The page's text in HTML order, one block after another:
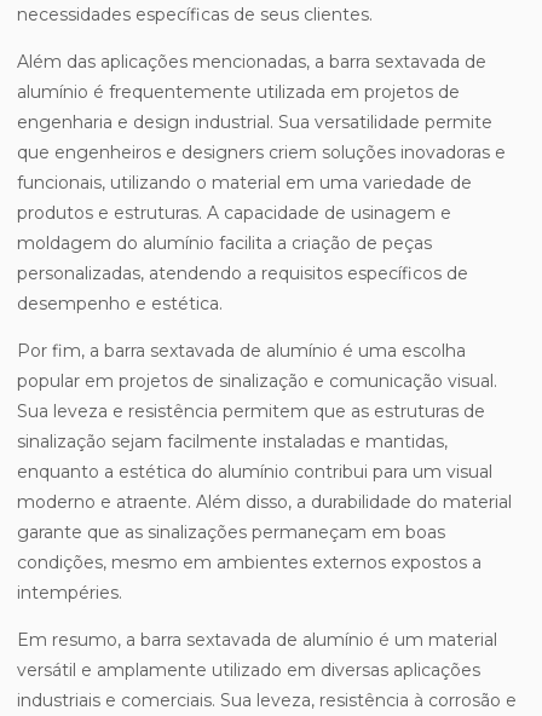
necessidades específicas de seus clientes.
Além das aplicações mencionadas, a barra sextavada de
alumínio é frequentemente utilizada em projetos de
engenharia e design industrial. Sua versatilidade permite
que engenheiros e designers criem soluções inovadoras e
funcionais, utilizando o material em uma variedade de
produtos e estruturas. A capacidade de usinagem e
moldagem do alumínio facilita a criação de peças
personalizadas, atendendo a requisitos específicos de
desempenho e estética.
Por fim, a barra sextavada de alumínio é uma escolha
popular em projetos de sinalização e comunicação visual.
Sua leveza e resistência permitem que as estruturas de
sinalização sejam facilmente instaladas e mantidas,
enquanto a estética do alumínio contribui para um visual
moderno e atraente. Além disso, a durabilidade do material
garante que as sinalizações permaneçam em boas
condições, mesmo em ambientes externos expostos a
intempéries.
Em resumo, a barra sextavada de alumínio é um material
versátil e amplamente utilizado em diversas aplicações
industriais e comerciais. Sua leveza, resistência à corrosão e